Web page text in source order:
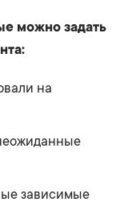
можно задать
на
зависимые